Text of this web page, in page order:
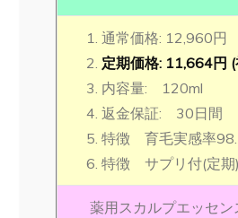
通常価格: 12,960円
定期価格: 11,664円
内容量: 120ml
返金保証: 30日間
特徴 育毛実感率
特徴 サプリ付(定期)
薬用スカルプエッセ